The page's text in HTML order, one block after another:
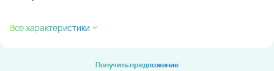
Все характеристики
Получить предложение